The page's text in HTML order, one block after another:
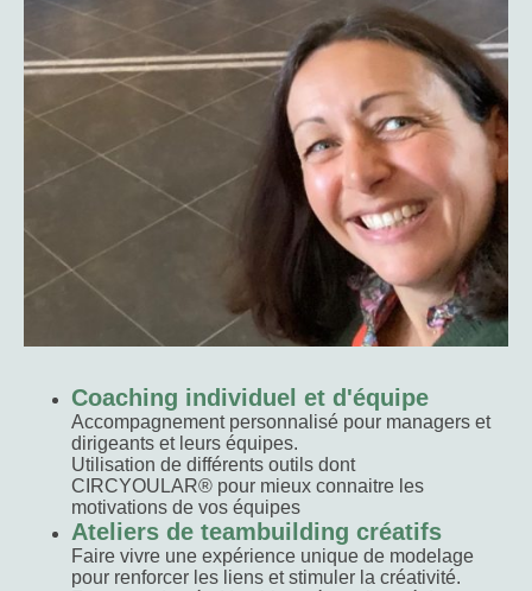
Coaching individuel et d'équipe
Accompagnement personnalisé pour managers et
dirigeants et leurs équipes.
Utilisation de différents outils dont
CIRCYOULAR® pour mieux connaitre les
motivations de vos équipes
Ateliers de teambuilding créatifs
Faire vivre une expérience unique de modelage
pour renforcer les liens et stimuler la créativité.